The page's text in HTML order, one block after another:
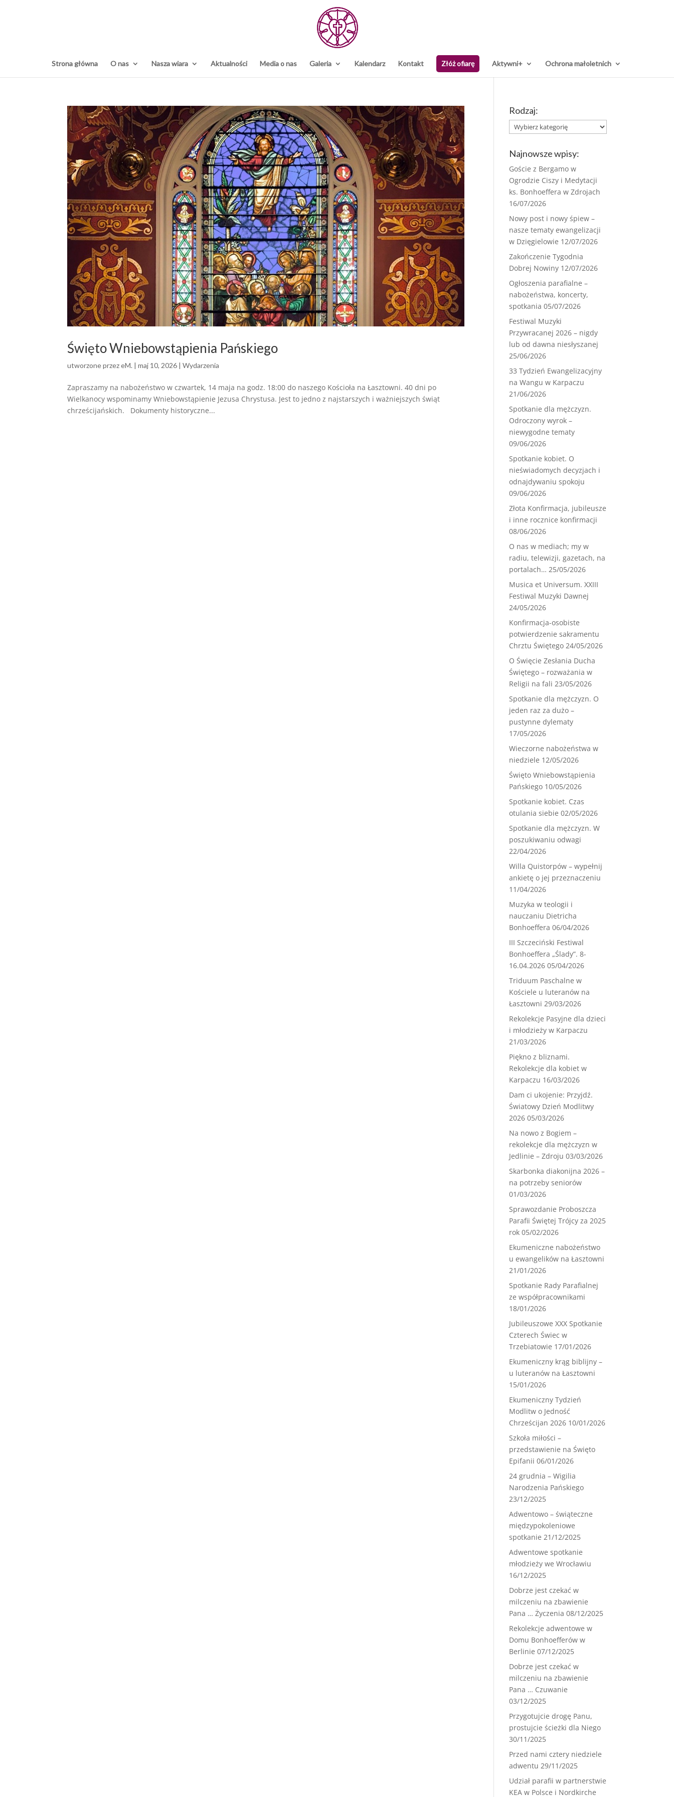
Strona główna O nas Nasza wiara Aktualności Media o nas Galeria Kalendarz Kontakt Złóż ofiarę Aktywni+ Ochrona małoletnich
Święto Wniebowstąpienia Pańskiego
utworzone przezeM. |maj 10, 2026 |Wydarzenia
Zapraszamy na nabożeństwo w czwartek, 14 maja na godz. 18:00 do naszego Kościoła na Łasztowni. 40 dni po
Wielkanocy wspominamy Wniebowstąpienie Jezusa Chrystusa. Jest to jedno z najstarszych i ważniejszych świąt
chrześcijańskich. Dokumenty historyczne...
Rodzaj:
Rodzaj:
Najnowsze wpisy:
Goście z Bergamo w
Ogrodzie Ciszy i Medytacji
ks. Bonhoeffera w Zdrojach
16/07/2026
Nowy post i nowy śpiew –
nasze tematy ewangelizacji
w Dzięgielowie 12/07/2026
Zakończenie Tygodnia
Dobrej Nowiny 12/07/2026
Ogłoszenia parafialne –
nabożeństwa, koncerty,
spotkania 05/07/2026
Festiwal Muzyki
Przywracanej 2026 – nigdy
lub od dawna niesłyszanej
25/06/2026
33 Tydzień Ewangelizacyjny
na Wangu w Karpaczu
21/06/2026
Spotkanie dla mężczyzn.
Odroczony wyrok –
niewygodne tematy
09/06/2026
Spotkanie kobiet. O
nieświadomych decyzjach i
odnajdywaniu spokoju
09/06/2026
Złota Konfirmacja, jubileusze
i inne rocznice konfirmacji
08/06/2026
O nas w mediach; my w
radiu, telewizji, gazetach, na
portalach… 25/05/2026
Musica et Universum. XXIII
Festiwal Muzyki Dawnej
24/05/2026
Konfirmacja-osobiste
potwierdzenie sakramentu
Chrztu Świętego 24/05/2026
O Święcie Zesłania Ducha
Świętego – rozważania w
Religii na fali 23/05/2026
Spotkanie dla mężczyzn. O
jeden raz za dużo –
pustynne dylematy
17/05/2026
Wieczorne nabożeństwa w
niedziele 12/05/2026
Święto Wniebowstąpienia
Pańskiego 10/05/2026
Spotkanie kobiet. Czas
otulania siebie 02/05/2026
Spotkanie dla mężczyzn. W
poszukiwaniu odwagi
22/04/2026
Willa Quistorpów – wypełnij
ankietę o jej przeznaczeniu
11/04/2026
Muzyka w teologii i
nauczaniu Dietricha
Bonhoeffera 06/04/2026
III Szczeciński Festiwal
Bonhoeffera „Ślady”. 8-
16.04.2026 05/04/2026
Triduum Paschalne w
Kościele u luteranów na
Łasztowni 29/03/2026
Rekolekcje Pasyjne dla dzieci
i młodzieży w Karpaczu
21/03/2026
Piękno z bliznami.
Rekolekcje dla kobiet w
Karpaczu 16/03/2026
Dam ci ukojenie: Przyjdź.
Światowy Dzień Modlitwy
2026 05/03/2026
Na nowo z Bogiem –
rekolekcje dla mężczyzn w
Jedlinie – Zdroju 03/03/2026
Skarbonka diakonijna 2026 –
na potrzeby seniorów
01/03/2026
Sprawozdanie Proboszcza
Parafii Świętej Trójcy za 2025
rok 05/02/2026
Ekumeniczne nabożeństwo
u ewangelików na Łasztowni
21/01/2026
Spotkanie Rady Parafialnej
ze współpracownikami
18/01/2026
Jubileuszowe XXX Spotkanie
Czterech Świec w
Trzebiatowie 17/01/2026
Ekumeniczny krąg biblijny –
u luteranów na Łasztowni
15/01/2026
Ekumeniczny Tydzień
Modlitw o Jedność
Chrześcijan 2026 10/01/2026
Szkoła miłości –
przedstawienie na Święto
Epifanii 06/01/2026
24 grudnia – Wigilia
Narodzenia Pańskiego
23/12/2025
Adwentowo – świąteczne
międzypokoleniowe
spotkanie 21/12/2025
Adwentowe spotkanie
młodzieży we Wrocławiu
16/12/2025
Dobrze jest czekać w
milczeniu na zbawienie
Pana … Życzenia 08/12/2025
Rekolekcje adwentowe w
Domu Bonhoefferów w
Berlinie 07/12/2025
Dobrze jest czekać w
milczeniu na zbawienie
Pana … Czuwanie
03/12/2025
Przygotujcie drogę Panu,
prostujcie ścieżki dla Niego
30/11/2025
Przed nami cztery niedziele
adwentu 29/11/2025
Udział parafii w partnerstwie
KEA w Polsce i Nordkirche